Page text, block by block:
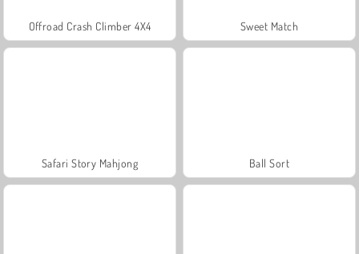
Offroad Crash Climber 4X4 Sweet Match
Safari Story Mahjong Ball Sort